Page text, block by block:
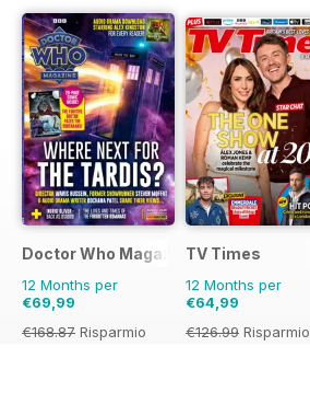
Doctor Who Magazine
12 Months per
€69,99
€168.87 Risparmio
TV Times
12 Months per
€64,99
€126.99 Risparmio